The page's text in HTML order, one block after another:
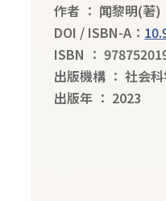
作者 ： 闻黎明(著)
DOI / ISBN-A：
ISBN ：
出版機構 ： 社会
出版年 ： 2023